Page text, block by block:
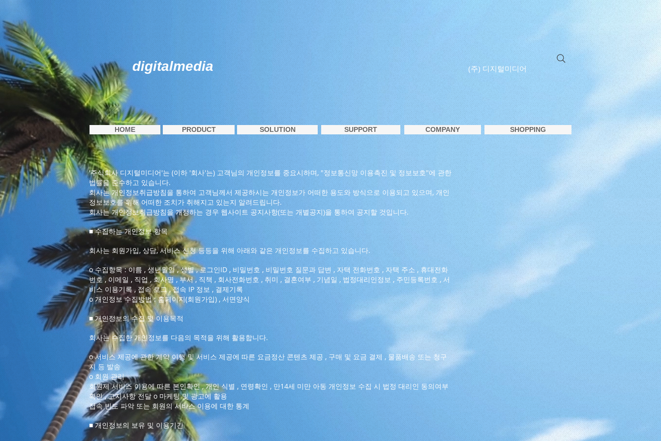
digitalmedia (주) 디지털미디어
HOME PRODUCT SOLUTION SUPPORT COMPANY SHOPPING
'주식회사 디지털미디어'는 (이하 '회사'는) 고객님의 개인정보를 중요시하며, "정보통신망 이용촉진 및 정보보호"에 관한
법률을 준수하고 있습니다.
회사는 개인정보취급방침을 통하여 고객님께서 제공하시는 개인정보가 어떠한 용도와 방식으로 이용되고 있으며, 개인
정보보호를 위해 어떠한 조치가 취해지고 있는지 알려드립니다.
회사는 개인정보취급방침을 개정하는 경우 웹사이트 공지사항(또는 개별공지)을 통하여 공지할 것입니다.
■ 수집하는 개인정보 항목
회사는 회원가입, 상담, 서비스 신청 등등을 위해 아래와 같은 개인정보를 수집하고 있습니다.
ο 수집항목 : 이름 , 생년월일 , 성별 , 로그인ID , 비밀번호 , 비밀번호 질문과 답변 , 자택 전화번호 , 자택 주소 , 휴대전화
번호 , 이메일 , 직업 , 회사명 , 부서 , 직책 , 회사전화번호 , 취미 , 결혼여부 , 기념일 , 법정대리인정보 , 주민등록번호 , 서
비스 이용기록 , 접속 로그 , 접속 IP 정보 , 결제기록
ο 개인정보 수집방법 : 홈페이지(회원가입) , 서면양식
■ 개인정보의 수집 및 이용목적
회사는 수집한 개인정보를 다음의 목적을 위해 활용합니다.
ο 서비스 제공에 관한 계약 이행 및 서비스 제공에 따른 요금정산 콘텐츠 제공 , 구매 및 요금 결제 , 물품배송 또는 청구
지 등 발송
ο 회원 관리
회원제 서비스 이용에 따른 본인확인 , 개인 식별 , 연령확인 , 만14세 미만 아동 개인정보 수집 시 법정 대리인 동의여부
확인 , 고지사항 전달 ο 마케팅 및 광고에 활용
접속 빈도 파악 또는 회원의 서비스 이용에 대한 통계
■ 개인정보의 보유 및 이용기간